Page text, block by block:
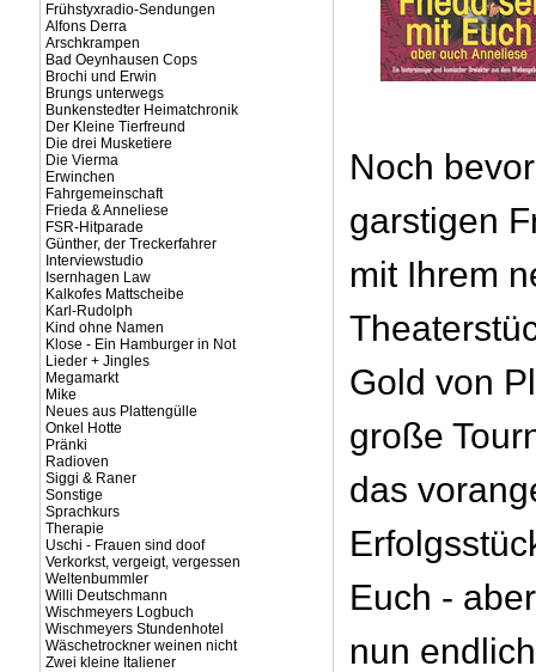
Frühstyxradio-Sendungen
Alfons Derra
Arschkrampen
Bad Oeynhausen Cops
Brochi und Erwin
Brungs unterwegs
Bunkenstedter Heimatchronik
Der Kleine Tierfreund
Die drei Musketiere
Die Vierma
Erwinchen
Fahrgemeinschaft
Frieda & Anneliese
FSR-Hitparade
Günther, der Treckerfahrer
Interviewstudio
Isernhagen Law
Kalkofes Mattscheibe
Karl-Rudolph
Kind ohne Namen
Klose - Ein Hamburger in Not
Lieder + Jingles
Megamarkt
Mike
Neues aus Plattengülle
Onkel Hotte
Pränki
Radioven
Siggi & Raner
Sonstige
Sprachkurs
Therapie
Uschi - Frauen sind doof
Verkorkst, vergeigt, vergessen
Weltenbummler
Willi Deutschmann
Wischmeyers Logbuch
Wischmeyers Stundenhotel
Wäschetrockner weinen nicht
Zwei kleine Italiener
Noch
garstigen
mit Ihrem
Gold von
große
das
Euch -
nun